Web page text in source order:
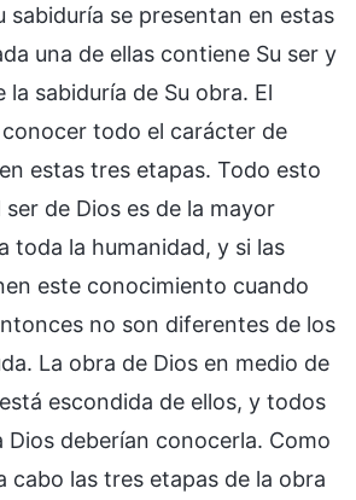
sabiduría se presentan en estas
una de ellas contiene Su ser y
la sabiduría de Su obra. El
todo el carácter de
estas tres etapas. Todo esto
de Dios es de la mayor
toda la humanidad, y si las
este conocimiento cuando
no son diferentes de los
La obra de Dios en medio de
escondida de ellos, y todos
Dios deberían conocerla. Como
cabo las tres etapas de la obra